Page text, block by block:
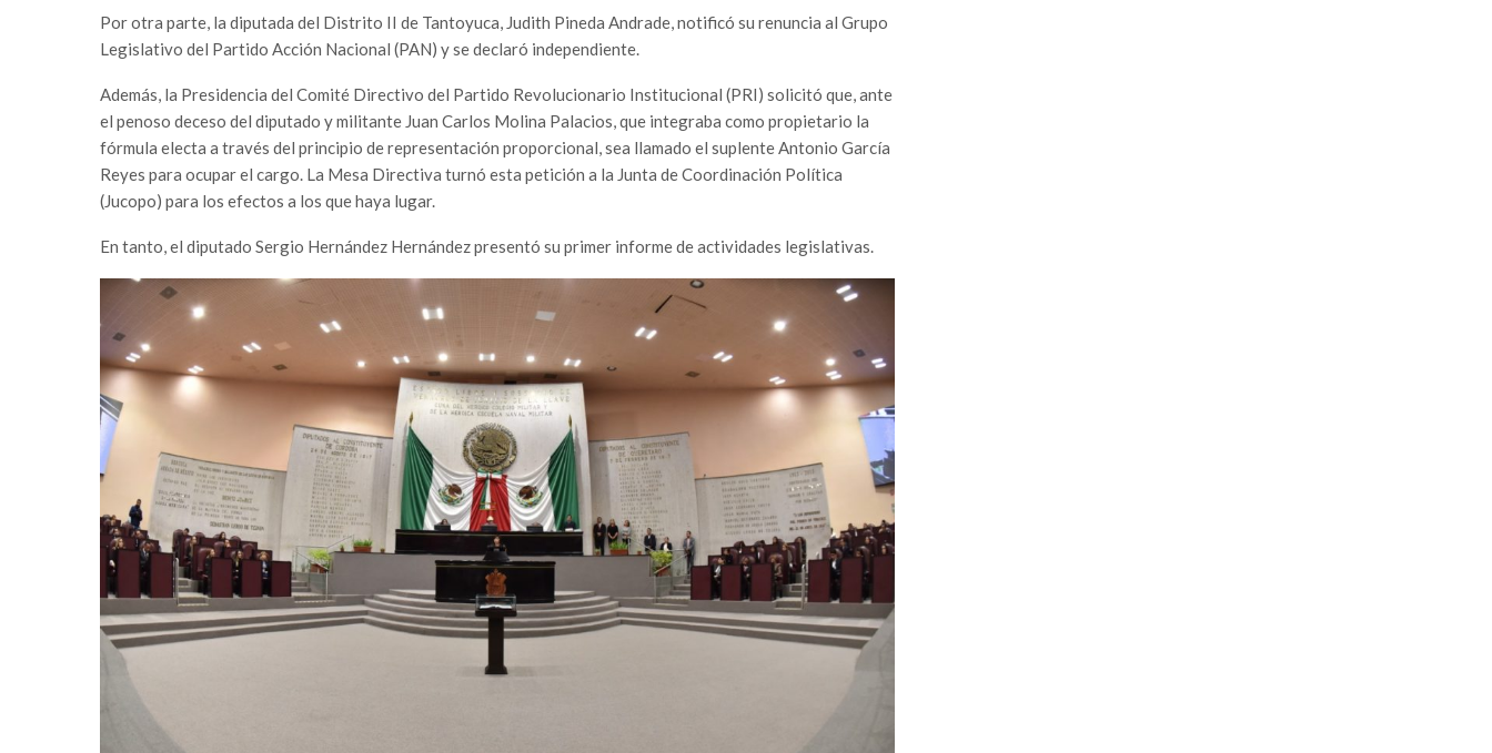
Por otra parte, la diputada del Distrito II de Tantoyuca, Judith Pineda Andrade, notificó su renuncia al Grupo
Legislativo del Partido Acción Nacional (PAN) y se declaró independiente.
Además, la Presidencia del Comité Directivo del Partido Revolucionario Institucional (PRI) solicitó que, ante
el penoso deceso del diputado y militante Juan Carlos Molina Palacios, que integraba como propietario la
fórmula electa a través del principio de representación proporcional, sea llamado el suplente Antonio García
Reyes para ocupar el cargo. La Mesa Directiva turnó esta petición a la Junta de Coordinación Política
(Jucopo) para los efectos a los que haya lugar.
En tanto, el diputado Sergio Hernández Hernández presentó su primer informe de actividades legislativas.